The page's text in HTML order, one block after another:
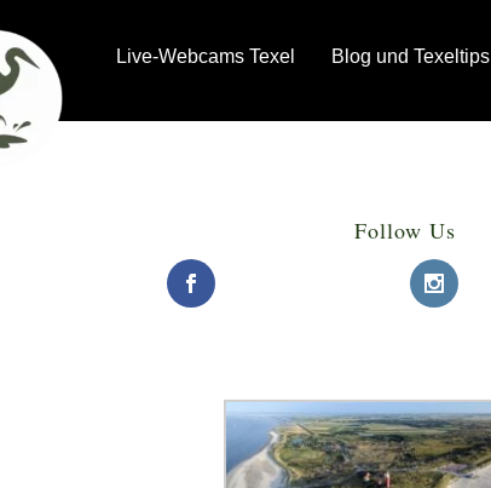
Live-Webcams Texel Blog und Texeltips
Follow Us